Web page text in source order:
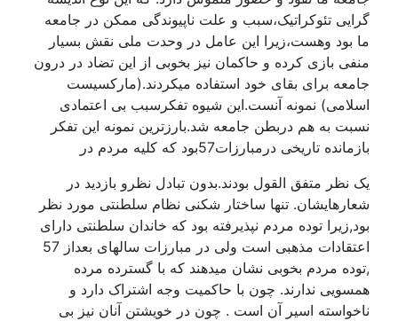
گرایی تئوکراتیک،سبب و علت ناپیوندگی ممکن در جامعه
ما بود وهست،زیرا این عامل در وحدت ملی نقش بسیار
منفی بازی کرده و حاکمان نیز بخوبی از این تضاد در درون
جامعه برای بقای خود استفاده میکردند.(مارکسیست
اسلامی) نمونه آنست.این شیوه تفکرسبب بی اعتمادی
نسبت به هم دربطن جامعه شد.بارزترین نمونه این تفکر
بازمانده تاریخی درمبارزات57بود که کلیه مردم در
یک نظر متفق القول بودند.بدون تبادل نظرو بازدید در
شعارهایشان. تنها ساختار شکنی نظام سلطنتی مورد نظر
بود,زیرا توده مردم نپذیرفته بود که خاندان سلطنتی دارای
اعتقادات مذهبی است ولی در مبارزات سالهای بعداز 57
,توده مردم بخوبی نشان میدهند که با گسترده مرده
همسویی ندارند. چون با حاکمیت وجه اشتراک دارد و
ناخواسته اسیر آن است . چون در خویشتن آنان نیز بی